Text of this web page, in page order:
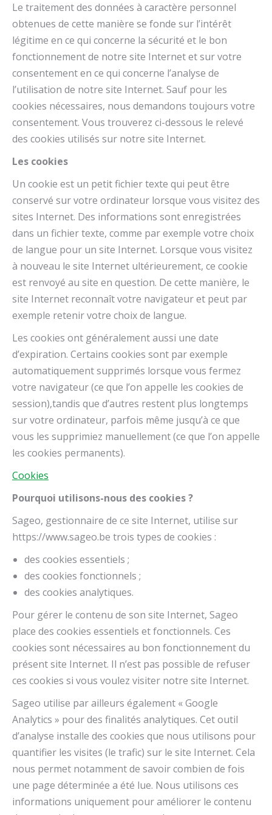
Le traitement des données à caractère personnel
obtenues de cette manière se fonde sur l’intérêt
légitime en ce qui concerne la sécurité et le bon
fonctionnement de notre site Internet et sur votre
consentement en ce qui concerne l’analyse de
l’utilisation de notre site Internet. Sauf pour les
cookies nécessaires, nous demandons toujours votre
consentement. Vous trouverez ci-dessous le relevé
des cookies utilisés sur notre site Internet.
Les cookies
Un cookie est un petit fichier texte qui peut être
conservé sur votre ordinateur lorsque vous visitez des
sites Internet. Des informations sont enregistrées
dans un fichier texte, comme par exemple votre choix
de langue pour un site Internet. Lorsque vous visitez
à nouveau le site Internet ultérieurement, ce cookie
est renvoyé au site en question. De cette manière, le
site Internet reconnaît votre navigateur et peut par
exemple retenir votre choix de langue.
Les cookies ont généralement aussi une date
d’expiration. Certains cookies sont par exemple
automatiquement supprimés lorsque vous fermez
votre navigateur (ce que l’on appelle les cookies de
session),tandis que d’autres restent plus longtemps
sur votre ordinateur, parfois même jusqu’à ce que
vous les supprimiez manuellement (ce que l’on appelle
les cookies permanents).
Cookies
Pourquoi utilisons-nous des cookies ?
Sageo, gestionnaire de ce site Internet, utilise sur
https://www.sageo.be trois types de cookies :
des cookies essentiels ;
des cookies fonctionnels ;
des cookies analytiques.
Pour gérer le contenu de son site Internet, Sageo
place des cookies essentiels et fonctionnels. Ces
cookies sont nécessaires au bon fonctionnement du
présent site Internet. Il n’est pas possible de refuser
ces cookies si vous voulez visiter notre site Internet.
Sageo utilise par ailleurs également « Google
Analytics » pour des finalités analytiques. Cet outil
d’analyse installe des cookies que nous utilisons pour
quantifier les visites (le trafic) sur le site Internet. Cela
nous permet notamment de savoir combien de fois
une page déterminée a été lue. Nous utilisons ces
informations uniquement pour améliorer le contenu